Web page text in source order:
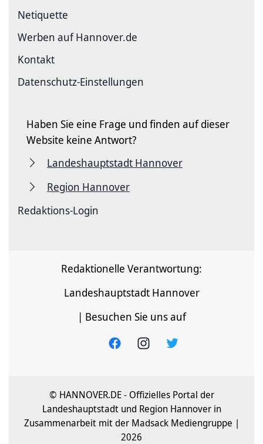
Netiquette
Werben auf Hannover.de
Kontakt
Datenschutz-Einstellungen
Haben Sie eine Frage und finden auf dieser
Website keine Antwort?
Landeshauptstadt Hannover
Region Hannover
Redaktions-Login
Redaktionelle Verantwortung:
Landeshauptstadt Hannover
| Besuchen Sie uns auf
© HANNOVER.DE - Offizielles Portal der
Landeshauptstadt und Region Hannover in
Zusammenarbeit mit der Madsack Mediengruppe |
2026